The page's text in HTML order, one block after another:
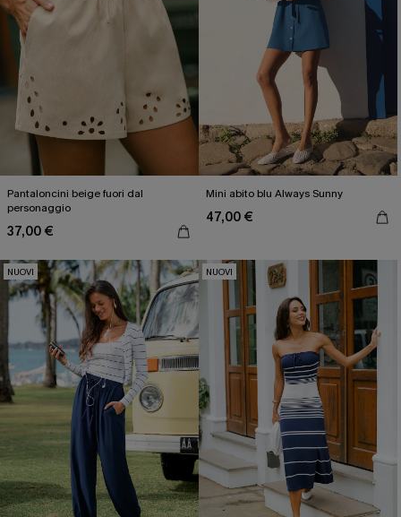
Pantaloncini beige fuori dal
personaggio
37,00 €
Mini abito blu Always Sunny
47,00 €
NUOVI NUOVI